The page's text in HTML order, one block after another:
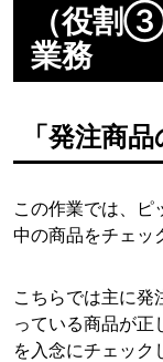
（役割
業務
「発注商
この作業では、ピ
中の商品をチェッ
こちらでは主に発
っている商品が正
を入念にチェック